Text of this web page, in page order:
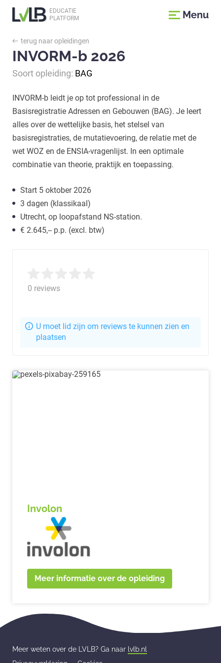
EDUCATIE
PLATFORM
Menu
terug naar opleidingen
INVORM-b 2026
Soort opleiding: BAG
INVORM-b leidt je op tot professional in de
Basisregistratie Adressen en Gebouwen (BAG). Je leert
alles over de wettelijke basis, het stelsel van
basisregistraties, de mutatievoering, de relatie met de
wet WOZ en de ENSIA-vragenlijst. In een optimale
combinatie van theorie, praktijk en toepassing.
Start 5 oktober 2026
3 dagen (klassikaal)
Utrecht, op loopafstand NS-station.
€ 2.645,-- p.p. (excl. btw)
0 reviews
U moet lid zijn om reviews te kunnen zien en
plaatsen
Involon
Meer informatie over de opleiding
Meer weten over de LVLB? Ga naar lvlb.nl